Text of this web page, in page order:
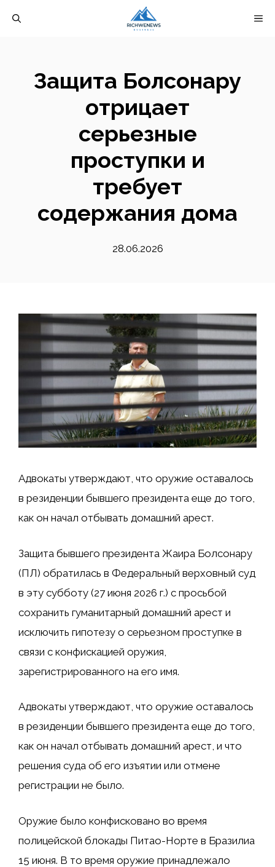
Защита Болсонару
отрицает
серьезные
проступки и
требует
содержания дома
28.06.2026
Адвокаты утверждают, что оружие оставалось
в резиденции бывшего президента еще до того,
как он начал отбывать домашний арест.
Защита бывшего президента Жаира Болсонару
(ПЛ) обратилась в Федеральный верховный суд
в эту субботу (27 июня 2026 г.) с просьбой
сохранить гуманитарный домашний арест и
исключить гипотезу о серьезном проступке в
связи с конфискацией оружия,
зарегистрированного на его имя.
Адвокаты утверждают, что оружие оставалось
в резиденции бывшего президента еще до того,
как он начал отбывать домашний арест, и что
решения суда об его изъятии или отмене
регистрации не было.
Оружие было конфисковано во время
полицейской блокады Питао-Норте в Бразилиа
15 июня. В то время оружие принадлежало